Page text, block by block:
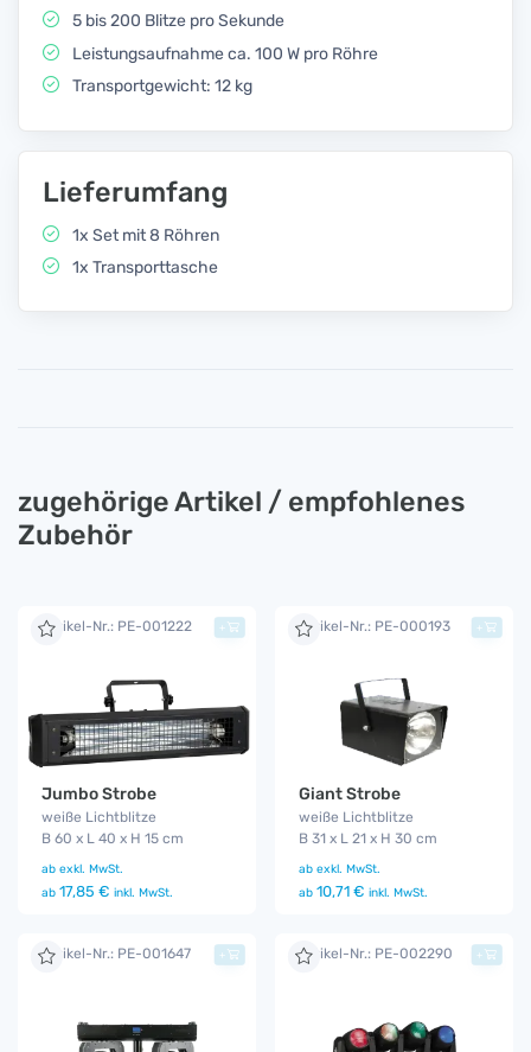
5 bis 200 Blitze pro Sekunde
Leistungsaufnahme ca. 100 W pro Röhre
Transportgewicht: 12 kg
Lieferumfang
1x Set mit 8 Röhren
1x Transporttasche
zugehörige Artikel / empfohlenes
Zubehör
Artikel-Nr.: PE-001222
Jumbo Strobe
weiße Lichtblitze
B 60 x L 40 x H 15 cm
ab exkl. MwSt.
ab 17,85 € inkl. MwSt.
+ Artikel-Nr.: PE-000193
Giant Strobe
weiße Lichtblitze
B 31 x L 21 x H 30 cm
ab exkl. MwSt.
ab 10,71 € inkl. MwSt.
+
Artikel-Nr.: PE-001647 + Artikel-Nr.: PE-002290 +